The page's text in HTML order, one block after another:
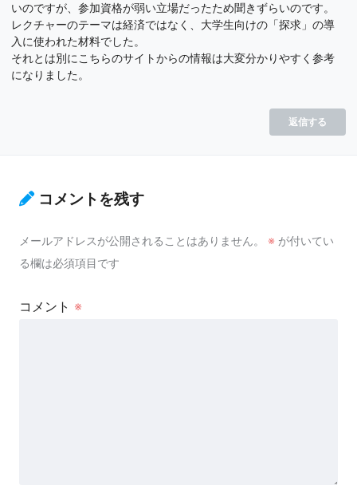
いのですが、参加資格が弱い立場だったため聞きずらいのです。
レクチャーのテーマは経済ではなく、大学生向けの「探求」の導
入に使われた材料でした。
それとは別にこちらのサイトからの情報は大変分かりやすく参考
になりました。
返信する
コメントを残す
メールアドレスが公開されることはありません。 ※ が付いてい
る欄は必須項目です
コメント ※